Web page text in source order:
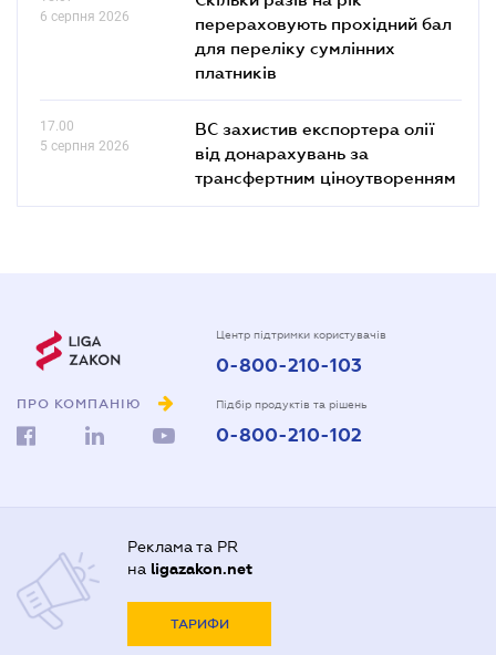
6 серпня 2026
перераховують прохідний бал
для переліку сумлінних
платників
17.00
5 серпня 2026
ВС захистив експортера олії
від донарахувань за
трансфертним ціноутворенням
ПРО КОМПАНІЮ
Центр підтримки користувачів
0-800-210-103
Підбір продуктів та рішень
0-800-210-102
Реклама та PR
на ligazakon.net
ТАРИФИ